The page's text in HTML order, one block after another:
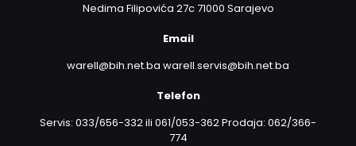
Nedima Filipovića 27c 71000 Sarajevo
Email
warell@bih.net.ba warell.servis@bih.net.ba
Telefon
Servis: 033/656-332 ili 061/053-362 Prodaja: 062/366-
774